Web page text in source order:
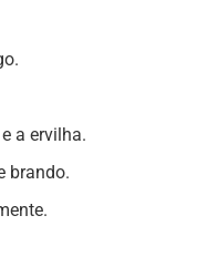
a ervilha.
brando.